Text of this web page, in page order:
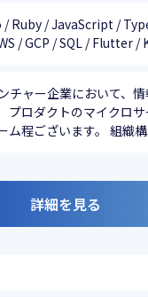
/ Ruby / JavaScript /
/ GCP / SQL / Flutter
チャー企業において、
プロダクトのマイクロ
ム程ございます。 組織構
詳細を見る